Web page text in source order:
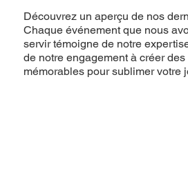
Découvrez un aperçu de nos
Chaque événement que nous
servir témoigne de notre
de notre engagement à créer
mémorables pour sublimer votre